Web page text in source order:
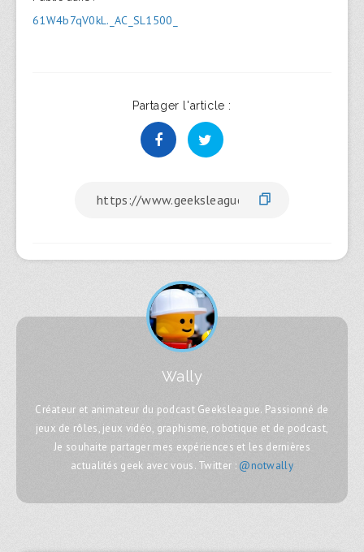
Navigation
61W4b7qV0kL._AC_SL1500_
Partager l'article :
Wally
Créateur et animateur du podcast Geeksleague. Passionné de
jeux de rôles, jeux vidéo, graphisme, robotique et de podcast,
Je souhaite partager mes expériences et les dernières
actualités geek avec vous. Twitter : @notwally